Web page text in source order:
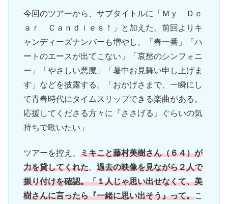
今回のツアーから、サブタイトルに「Ｍｙ Ｄｅ
ａｒ Ｃａｎｄｉｅｓ！」と加えた。前回よりキ
ャンディーズナンバーも増やし、「春一番」「ハ
ートのエースが出てこない」「哀愁のシンフォニ
ー」「やさしい悪魔」「暑中お見舞い申し上げま
す」などを披露する。「おかげさまで、一瞬にし
て青春時代にタイムスリップできる楽曲がある。
応援してくださる方々に『ささげる』ぐらいの気
持ちで歌いたい」
ツアーを控え、 ミキこと藤村美樹さん（６４）が
力を貸してくれた。 過去の映像を見ながら２人で
振り付けを確認。「１人じゃ思い出せなくて、美
樹さんに言ったら『一緒に思い出そう』って。こ